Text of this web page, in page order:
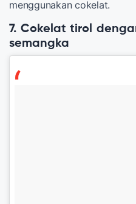
menggunakan cokelat.
7. Cokelat tirol
semangka